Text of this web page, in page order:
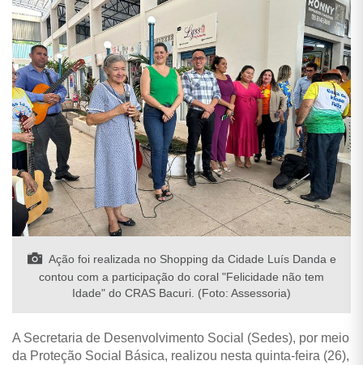
Ação foi realizada no Shopping da Cidade Luís Danda e
contou com a participação do coral "Felicidade não tem
Idade" do CRAS Bacuri. (Foto: Assessoria)
A Secretaria de Desenvolvimento Social (Sedes), por meio
da Proteção Social Básica, realizou nesta quinta-feira (26),